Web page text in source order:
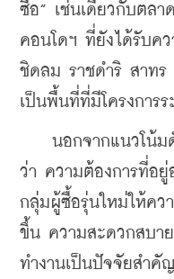
ซื้อ” เช่นเดียวกับตลา
คอนโดฯ ที่ยังได้รับค
ชิดลม ราชดำริ สาทร
เป็นพื้นที่ที่มีโครงการ
นอกจากแนวโน้มดั
ว่า ความต้องการที่อยู่
กลุ่มผู้ซื้อรุ่นใหม่ให้ค
ขึ้น ความสะดวกสบา
ทำงานเป็นปัจจัยสำคั